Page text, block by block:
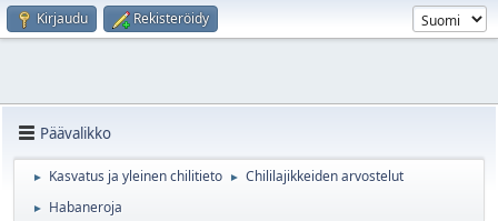
Kirjaudu Rekisteröidy
Päävalikko
► Kasvatus ja yleinen chilitieto ► Chililajikkeiden arvostelut
► Habaneroja